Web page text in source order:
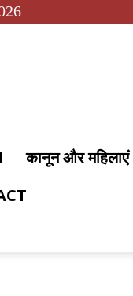
कानून और महिलाएं